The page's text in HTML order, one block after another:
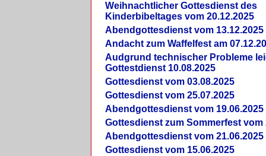
Weihnachtlicher Gottesdienst des
Kinderbibeltages vom 20.12.2025
Abendgottesdienst vom 13.12.2025
Andacht zum Waffelfest am
Audgrund technischer Probleme
Gottestdienst 10.08.2025
Gottesdienst vom 03.08.2025
Gottesdienst vom 25.07.2025
Abendgottesdienst vom 19.06.2025
Gottesdienst zum Sommerfest vom
Abendgottesdienst vom 21.06.2025
Gottesdienst vom 15.06.2025